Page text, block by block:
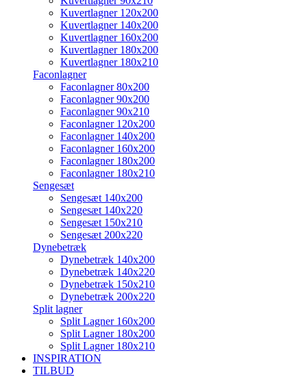
Kuvertlagner 120x200
Kuvertlagner 140x200
Kuvertlagner 160x200
Kuvertlagner 180x200
Kuvertlagner 180x210
Faconlagner
Faconlagner 80x200
Faconlagner 90x200
Faconlagner 90x210
Faconlagner 120x200
Faconlagner 140x200
Faconlagner 160x200
Faconlagner 180x200
Faconlagner 180x210
Sengesæt
Sengesæt 140x200
Sengesæt 140x220
Sengesæt 150x210
Sengesæt 200x220
Dynebetræk
Dynebetræk 140x200
Dynebetræk 140x220
Dynebetræk 150x210
Dynebetræk 200x220
Split lagner
Split Lagner 160x200
Split Lagner 180x200
Split Lagner 180x210
INSPIRATION
TILBUD